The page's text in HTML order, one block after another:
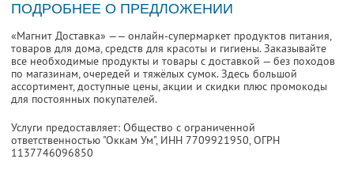
ПОДРОБНЕЕ О ПРЕДЛОЖЕНИИ
«Магнит Доставка» —— онлайн-супермаркет продуктов питания,
товаров для дома, средств для красоты и гигиены. Заказывайте
все необходимые продукты и товары с доставкой — без походов
по магазинам, очередей и тяжёлых сумок. Здесь большой
ассортимент, доступные цены, акции и скидки плюс промокоды
для постоянных покупателей.
Услуги предоставляет: Общество с ограниченной
ответственностью "Оккам Ум", ИНН 7709921950, ОГРН
1137746096850